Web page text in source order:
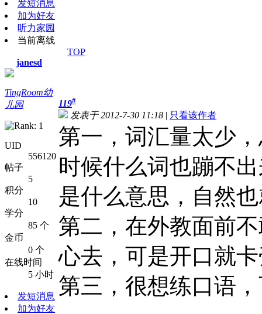
发短消息
加为好友
听力家园
当前离线
TOP
janesd
TingRoom幼
儿园
UID
556120
帖子
5
积分
10
学分
85 个
金币
0 个
在线时间
5 小时
发短消息
加为好友
119#
发表于 2012-7-30 11:18 | 只看该作者
第一，词汇量太少
时候什么词也蹦不
是什么意思，自然
第二，在外教面前
心去，可是开口就
第三，很想练口语